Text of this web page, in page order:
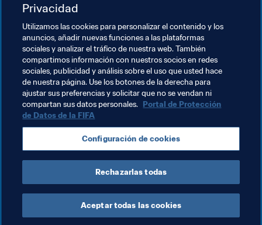
Derechos humanos y lucha
contra la discriminación
Salud y atención médica
Iniciativas educativas
TÉRMINOS DE SERVICIO
PORTAL DE PROTECCIÓN DE DATOS DE LA FIFA
DESCÁRGALO
CONFIGURACIÓN DE COOKIES
Copyright © 1994 - 2025 FIFA. Reservados todos los derechos.
Cookie Settings
Privacidad
Utilizamos las cookies para personalizar el contenido y los
anuncios, añadir nuevas funciones a las plataformas
sociales y analizar el tráfico de nuestra web. También
compartimos información con nuestros socios en redes
sociales, publicidad y análisis sobre el uso que usted hace
de nuestra página. Use los botones de la derecha para
ajustar sus preferencias y solicitar que no se vendan ni
compartan sus datos personales. Portal de Protección
de Datos de la FIFA
Configuración de cookies
Rechazarlas todas
Aceptar todas las cookies